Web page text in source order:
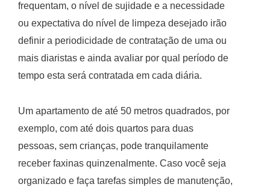
frequentam, o nível de sujidade e a necessidade
ou expectativa do nível de limpeza desejado irão
definir a periodicidade de contratação de uma ou
mais diaristas e ainda avaliar por qual período de
tempo esta será contratada em cada diária.
Um apartamento de até 50 metros quadrados, por
exemplo, com até dois quartos para duas
pessoas, sem crianças, pode tranquilamente
receber faxinas quinzenalmente. Caso você seja
organizado e faça tarefas simples de manutenção,